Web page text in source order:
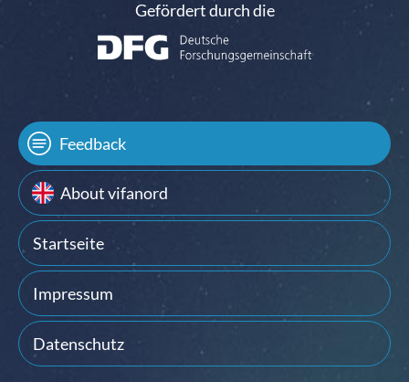
Gefördert durch die
Feedback
About vifanord
Startseite
Impressum
Datenschutz